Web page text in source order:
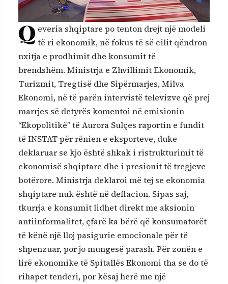
Q everia shqiptare po tenton drejt një modeli
të ri ekonomik, në fokus të së cilit qëndron
nxitja e prodhimit dhe konsumit të
brendshëm. Ministrja e Zhvillimit Ekonomik,
Turizmit, Tregtisë dhe Sipërmarjes, Milva
Ekonomi, në të parën intervistë televizve që prej
marrjes së detyrës komentoi në emisionin
“Ekopolitikë” të Aurora Sulçes raportin e fundit
të INSTAT për rënien e eksporteve, duke
deklaruar se kjo është shkak i ristrukturimit të
ekonomisë shqiptare dhe i presionit të tregjeve
botërore. Ministrja deklaroi më tej se ekonomia
shqiptare nuk është në deflacion. Sipas saj,
tkurrja e konsumit lidhet direkt me aksionin
antiinformalitet, çfarë ka bërë që konsumatorët
të kënë një lloj pasigurie emocionale për të
shpenzuar, por jo mungesë parash. Për zonën e
lirë ekonomike të Spitallës Ekonomi tha se do të
rihapet tenderi, por kësaj herë me një